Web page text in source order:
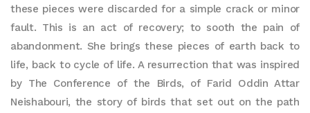
these pieces were discarded for a simple crack or minor
fault. This is an act of recovery; to sooth the pain of
abandonment. She brings these pieces of earth back to
life, back to cycle of life. A resurrection that was inspired
by The Conference of the Birds, of Farid Oddin Attar
Neishabouri, the story of birds that set out on the path